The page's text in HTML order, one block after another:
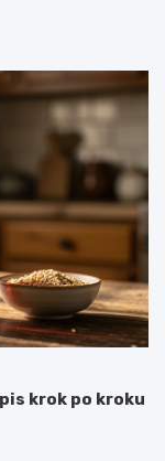
krok po kroku